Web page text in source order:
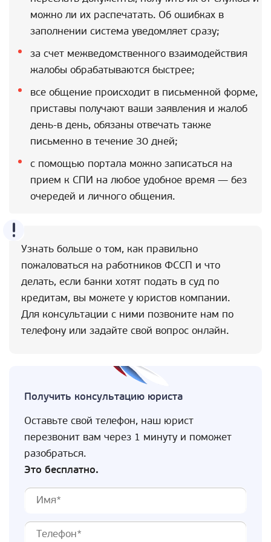
можно ли их распечатать. Об ошибках в
заполнении система уведомляет сразу;
за счет межведомственного взаимодействия
жалобы обрабатываются быстрее;
все общение происходит в письменной форме,
приставы получают ваши заявления и жалоб
день-в день, обязаны отвечать также
письменно в течение 30 дней;
с помощью портала можно записаться на
прием к СПИ на любое удобное время — без
очередей и личного общения.
Узнать больше о том, как правильно
пожаловаться на работников ФССП и что
делать, если банки хотят подать в суд по
кредитам, вы можете у юристов компании.
Для консультации с ними позвоните нам по
телефону или задайте свой вопрос онлайн.
Получить консультацию юриста
Оставьте свой телефон, наш юрист
перезвонит вам через 1 минуту и поможет
разобраться.
Это бесплатно.